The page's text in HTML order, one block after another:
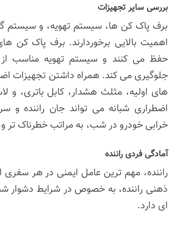
بررسی سایر تجهیزات
برف پاک کن ها، سیستم تهویه، و سیستم
اهمیت بالایی برخوردارند. برف پاک کن
حفظ می کنند و سیستم تهویه مناسب
جلوگیری می کند. همراه داشتن تجهیزات
های اولیه، مثلث هشدار، کابل باتری، و
اضطراری شبانه می تواند جان راننده و
خرابی خودرو در شب، به مراتب خطرناک تر و
آمادگی فردی راننده
راننده، مهم ترین عامل ایمنی در هر
ذهنی راننده، به خصوص در شرایط دشوار
ای دارد.